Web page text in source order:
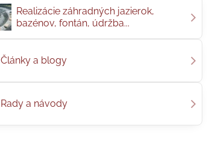
Realizácie záhradných jazierok,
bazénov, fontán, údržba...
Články a blogy
Rady a návody